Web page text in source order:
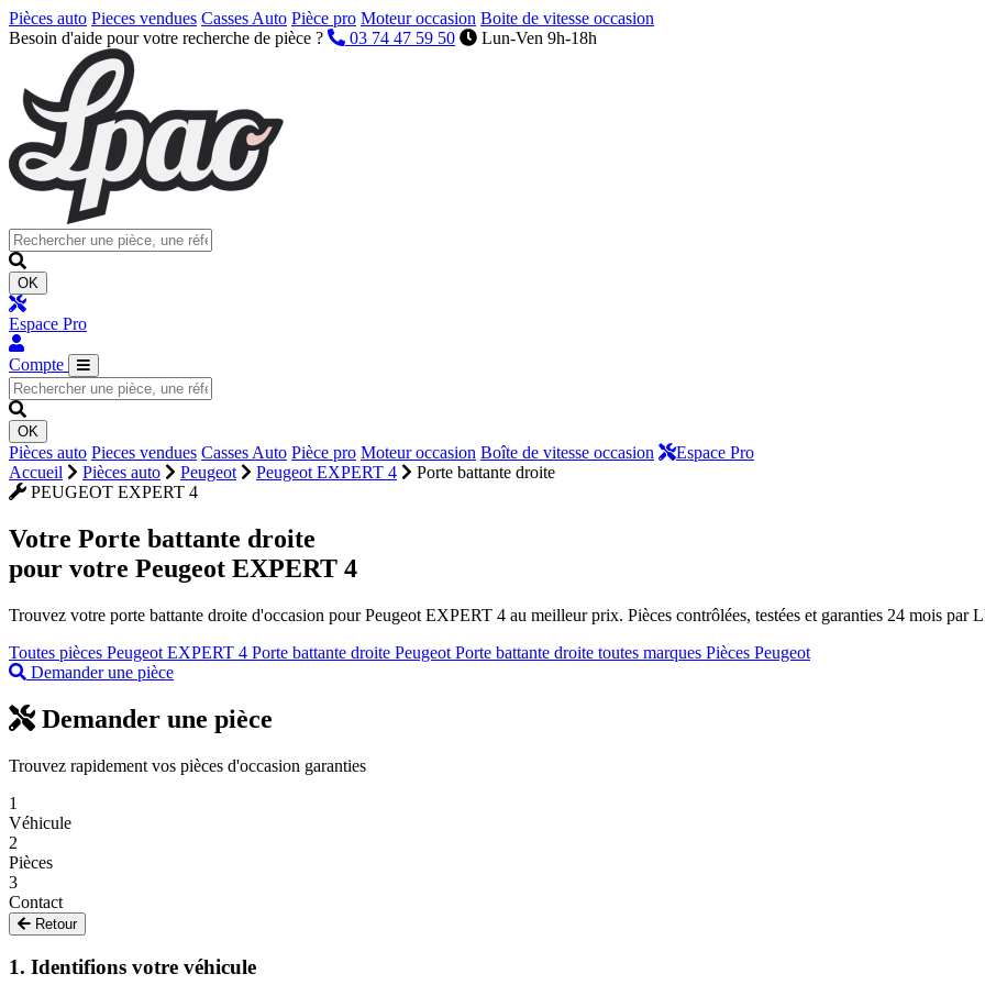
Pièces auto Pieces vendues Casses Auto Pièce pro Moteur occasion Boite de vitesse occasion
Besoin d'aide pour votre recherche de pièce ?
03 74 47 59 50 Lun-Ven 9h-18h
OK
Espace Pro
Compte
OK
Pièces auto Pieces vendues Casses Auto Pièce pro Moteur occasion Boîte de vitesse occasion
Espace Pro
Accueil
Pièces auto Peugeot Peugeot EXPERT 4
Porte battante droite
PEUGEOT EXPERT 4
Votre Porte battante droite
pour votre Peugeot EXPERT 4
Trouvez votre porte battante droite d'occasion pour Peugeot EXPERT 4 au meilleur prix. Pièces contrôlées, testées et garanties 24 mois par
Toutes pièces Peugeot EXPERT 4 Porte battante droite Peugeot Porte battante droite toutes marques Pièces Peugeot
Demander une pièce
Demander une pièce
Trouvez rapidement vos pièces d'occasion garanties
1
Véhicule
2
Pièces
3
Contact
Retour
1. Identifions votre véhicule